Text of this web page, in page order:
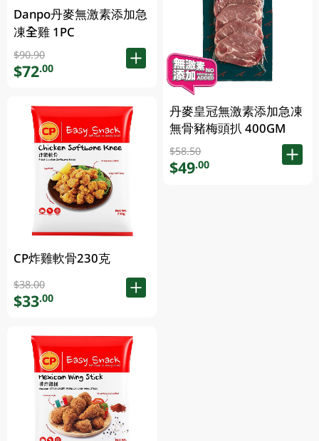
Danpo丹麥無激素添加急
凍全雞 1PC
$90.90
$72.00
CP炸雞軟骨230克
$38.00
$33.00
丹麥皇冠無激素添加急凍
無骨豬梅頭扒 400GM
$58.50
$49.00